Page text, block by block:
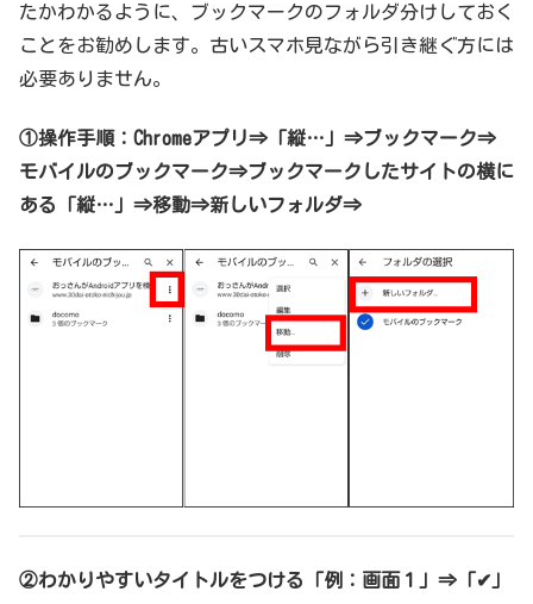
たかわかるように、ブックマークのフォルダ分けしておく
ことをお勧めします。古いスマホ見ながら引き継ぐ方には
必要ありません。
①操作手順：Chromeアプリ⇒「縦…」⇒ブックマーク⇒
モバイルのブックマーク⇒ブックマークしたサイトの横に
ある「縦…」⇒移動⇒新しいフォルダ⇒
②わかりやすいタイトルをつける「例：画面１」⇒「✔」